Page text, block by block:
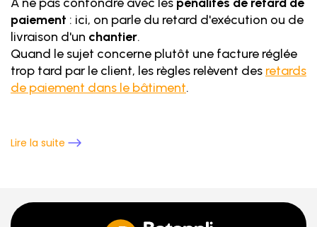
paiement : ici, on parle du retard d'exécution ou de
livraison d'un chantier.
Quand le sujet concerne plutôt une facture réglée
trop tard par le client, les règles relèvent des retards
de paiement dans le bâtiment.
Lire la suite